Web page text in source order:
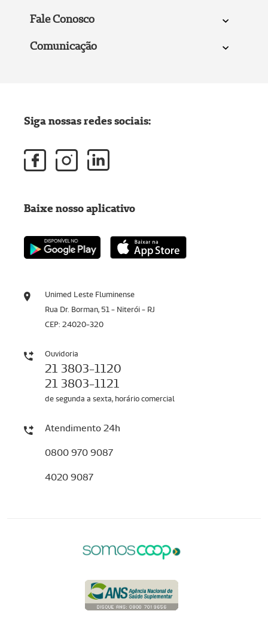
Fale Conosco
Comunicação
Unimed Leste Fluminense
Rua Dr. Borman, 51 - Niterói - RJ
CEP: 24020-320
Ouvidoria
21 3803-1120
21 3803-1121
de segunda a sexta, horário comercial
Atendimento 24h
0800 970 9087
4020 9087
Siga nossas redes sociais:
Baixe nosso aplicativo